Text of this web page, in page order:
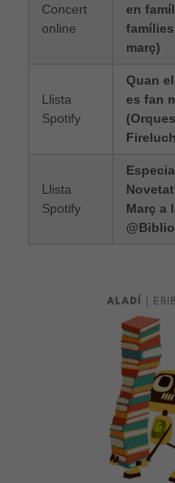
Concert
online
en
famílies
març)
Llista
Spotify
Quan
es fan
Llista
Spotify
Març a